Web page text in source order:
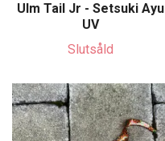
Ulm Tail Jr - Setsuki Ayu
UV
Slutsåld